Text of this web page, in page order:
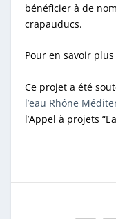
bénéficier à de
crapauducs.
Pour en savoir
Ce projet a été
l’eau Rhône
l’Appel à projets